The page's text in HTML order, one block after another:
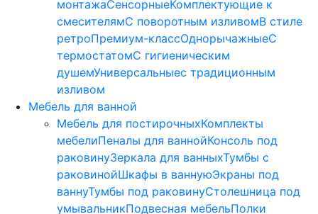
монтажаСенсорныеКомплектующие к
смесителямС поворотным изливомВ стиле
ретроПремиум-классОднорычажныеС
термостатомС гигиеническим
душемУниверсальныес традиционным
изливом
Мебель для ванной
Мебель для постирочныхКомплекты
мебелиПеналы для ваннойКонсоль под
раковинуЗеркала для ванныхТумбы с
раковинойШкафы в ваннуюЭкраны под
ваннуТумбы под раковинуСтолешница под
умывальникПодвесная мебельПолки